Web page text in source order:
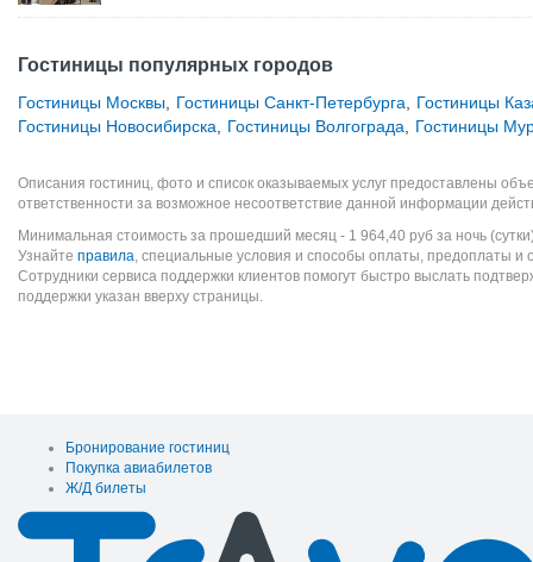
Гостиницы популярных городов
Гостиницы Москвы Гостиницы Санкт-Петербурга
Гостиницы
Гостиницы Новосибирска
Гостиницы Волгограда Гостиницы
Описания гостиниц, фото и список оказываемых услуг предоставлены
ответственности за возможное несоответствие данной информации
Минимальная стоимость за прошедший месяц - 1 964,40 руб за ночь
Узнайте правила, специальные условия и способы оплаты, предоплаты и
Сотрудники сервиса поддержки клиентов помогут быстро выслать
поддержки указан вверху страницы.
Бронирование гостиниц
Покупка авиабилетов
Ж/Д билеты